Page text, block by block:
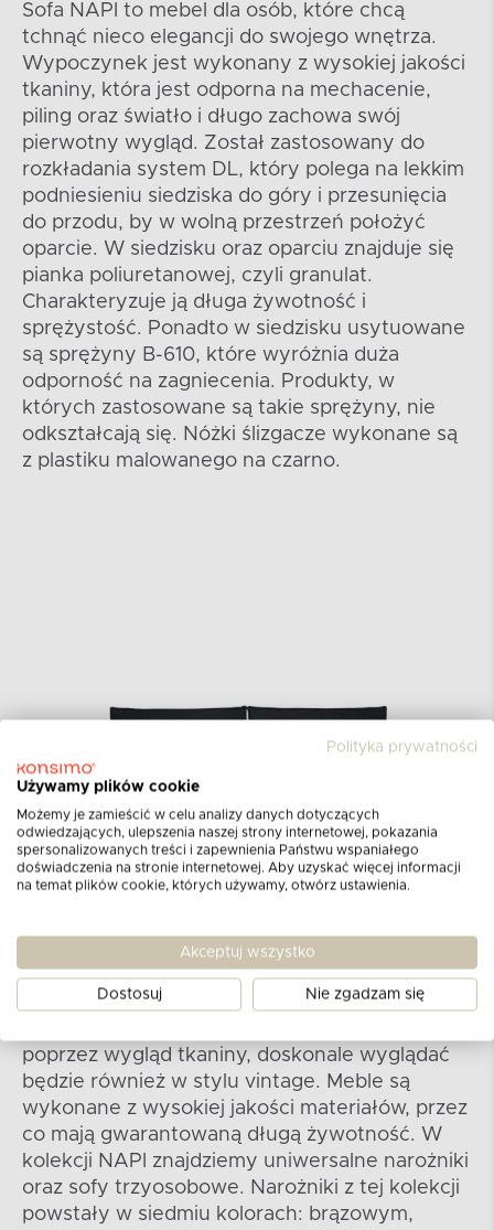
Sofa NAPI to mebel dla osób, które chcą
tchnąć nieco elegancji do swojego wnętrza.
Wypoczynek jest wykonany z wysokiej jakości
tkaniny, która jest odporna na mechacenie,
piling oraz światło i długo zachowa swój
pierwotny wygląd. Został zastosowany do
rozkładania system DL, który polega na lekkim
podniesieniu siedziska do góry i przesunięcia
do przodu, by w wolną przestrzeń położyć
oparcie. W siedzisku oraz oparciu znajduje się
pianka poliuretanowej, czyli granulat.
Charakteryzuje ją długa żywotność i
sprężystość. Ponadto w siedzisku usytuowane
są sprężyny B-610, które wyróżnia duża
odporność na zagniecenia. Produkty, w
których zastosowane są takie sprężyny, nie
odkształcają się. Nóżki ślizgacze wykonane są
z plastiku malowanego na czarno.
Kolekcja NAPI
Kolekcja NAPI idealnie nada się do
poprzez wygląd tkaniny, doskonale wyglądać
będzie również w stylu vintage. Meble są
wykonane z wysokiej jakości materiałów, przez
co mają gwarantowaną długą żywotność. W
kolekcji NAPI znajdziemy uniwersalne narożniki
oraz sofy trzyosobowe. Narożniki z tej kolekcji
powstały w siedmiu kolorach: brązowym,
Polityka prywatności
Używamy plików cookie
Możemy je zamieścić w celu analizy danych dotyczących
odwiedzających, ulepszenia naszej strony internetowej, pokazania
spersonalizowanych treści i zapewnienia Państwu wspaniałego
doświadczenia na stronie internetowej. Aby uzyskać więcej informacji
na temat plików cookie, których używamy, otwórz ustawienia.
Akceptuj wszystko
Dostosuj Nie zgadzam się